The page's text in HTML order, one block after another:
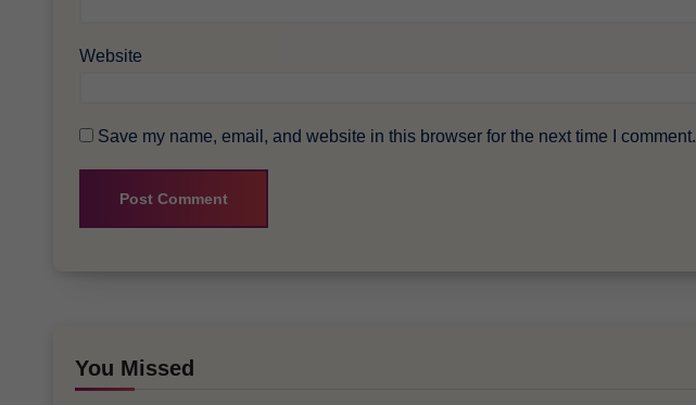
Website
Save my name, email, and website in this browser for the next time I comment.
You Missed